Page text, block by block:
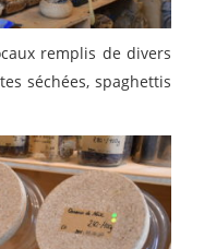
remplis de divers
séchées, spaghettis